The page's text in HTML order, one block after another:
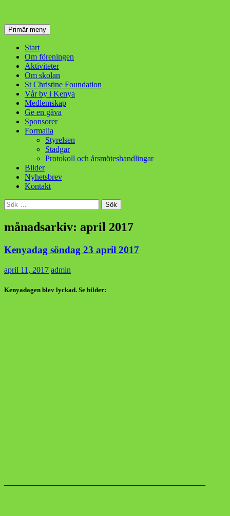
SökPrimär meny Hoppa
till
Start
Om föreningen
Aktiviteter
Om skolan
St Christine Foundation
Vår by i Kenya
Medlemskap
Ge en gåva
Sponsorer
Formalia
Styrelsen
Stadgar
Protokoll och årsmöteshandlingar
Bilder
Nyhetsbrev
Kontakt
Sök
efter:
månadsarkiv: april 2017
Kenyadag söndag 23 april 2017
april 11, 2017 admin
Kenyadagen blev lyckad. Se bilder:
————————————————————————–